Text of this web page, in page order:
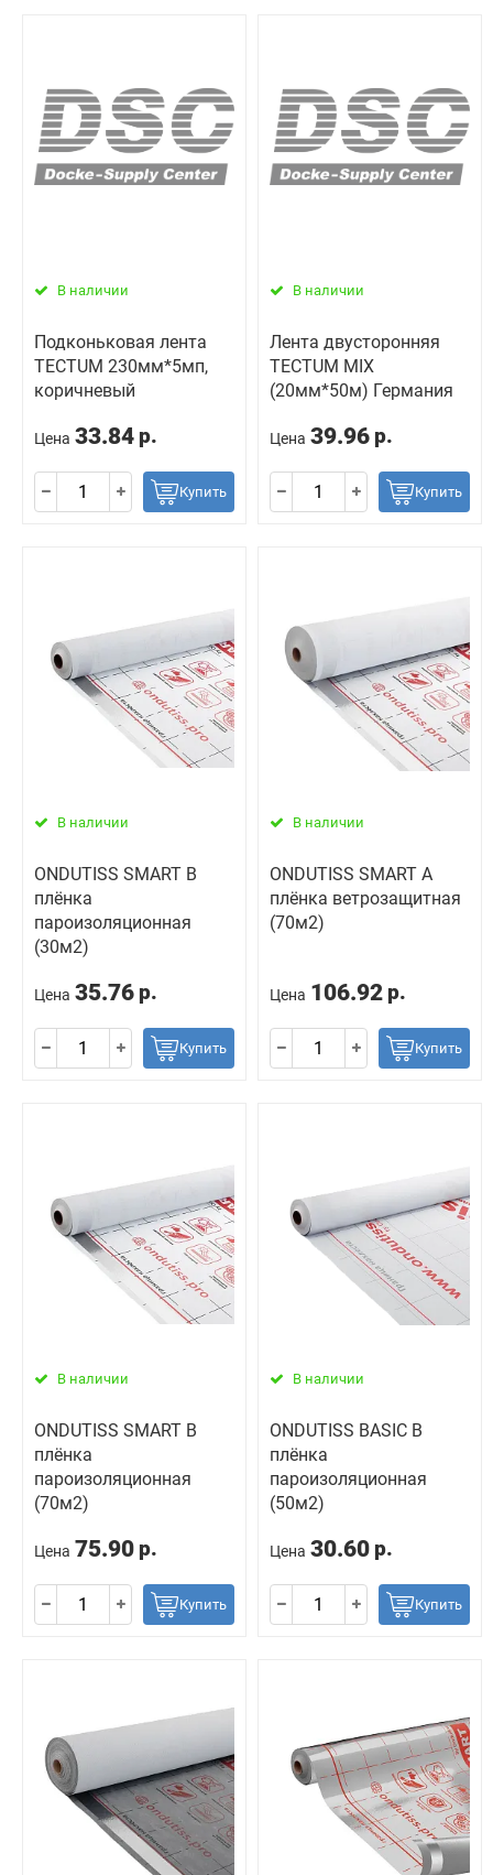
В наличии
Подконьковая лента
TECTUM 230мм*5мп,
коричневый
Цена 33.84 р.
Купить
В наличии
Лента двусторонняя
TECTUM MIX
(20мм*50м) Германия
Цена 39.96 р.
Купить
В наличии
ONDUTISS SMART B
плёнка
пароизоляционная
(30м2)
Цена 35.76 р.
Купить
В наличии
ONDUTISS SMART A
плёнка ветрозащитная
(70м2)
Цена 106.92 р.
Купить
В наличии
ONDUTISS SMART B
плёнка
пароизоляционная
(70м2)
Цена 75.90 р.
Купить
В наличии
ONDUTISS BASIC B
плёнка
пароизоляционная
(50м2)
Цена 30.60 р.
Купить